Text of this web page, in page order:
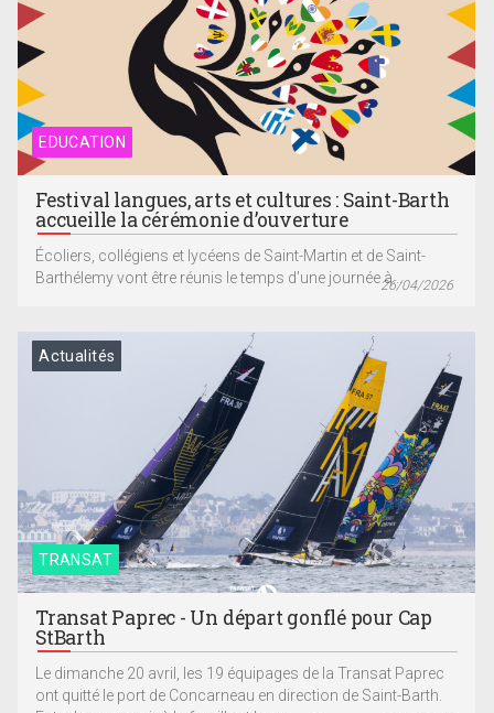
EDUCATION
Festival langues, arts et cultures : Saint-Barth
accueille la cérémonie d’ouverture
Écoliers, collégiens et lycéens de Saint-Martin et de Saint-
Barthélemy vont être réunis le temps d’une journée à...26/04/2026
TRANSAT
Actualités
Transat Paprec - Un départ gonflé pour Cap
StBarth
Le dimanche 20 avril, les 19 équipages de la Transat Paprec
ont quitté le port de Concarneau en direction de Saint-Barth.